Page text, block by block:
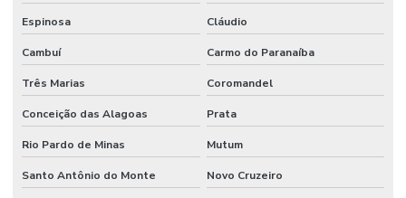
Espinosa Cláudio
Cambuí Carmo do Paranaíba
Três Marias Coromandel
Conceição das Alagoas Prata
Rio Pardo de Minas Mutum
Santo Antônio do Monte Novo Cruzeiro